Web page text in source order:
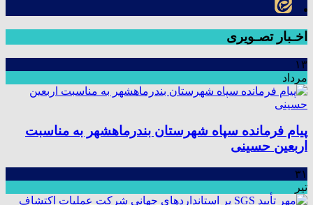
اخـبار تصـویری
۱۳
مرداد
پیام فرمانده سپاه شهرستان بندرماهشهر به مناسبت
اربعین حسینی
۳۱
تیر